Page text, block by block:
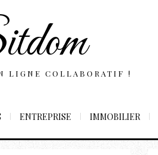
LIGNE COLLABORATIF !
ENTREPRISE IMMOBILIER